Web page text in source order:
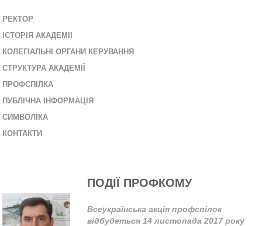
РЕКТОР
ІСТОРІЯ АКАДЕМІІ
КОЛЕГІАЛЬНІ ОРГАНИ КЕРУВАННЯ
СТРУКТУРА АКАДЕМІЇ
ПРОФСПІЛКА
ПУБЛІЧНА ІНФОРМАЦІЯ
СИМВОЛІКА
КОНТАКТИ
ПОДІЇ ПРОФКОМУ
Всеукраїнська акція профспілок
відбудеться 14 листопада 2017 року